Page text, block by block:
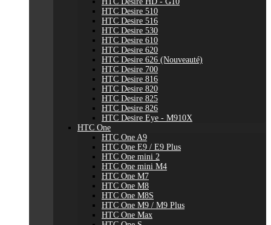
HTC Desire 510
HTC Desire 516
HTC Desire 530
HTC Desire 610
HTC Desire 620
HTC Desire 626 (Nouveauté)
HTC Desire 700
HTC Desire 816
HTC Desire 820
HTC Desire 825
HTC Desire 826
HTC Desire Eye - M910X
HTC One
HTC One A9
HTC One E9 / E9 Plus
HTC One mini 2
HTC One mini M4
HTC One M7
HTC One M8
HTC One M8S
HTC One M9 / M9 Plus
HTC One Max